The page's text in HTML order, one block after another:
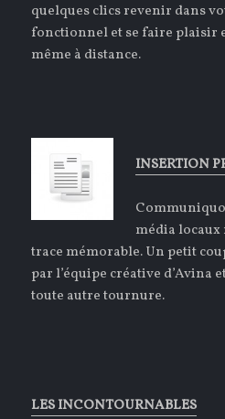
quelques clics revenir dans
fonctionnel et se faire plaisir
même à distance.
INSERTION
média
trace mémorable. Un petit
par l’équipe créative d’Avina
toute autre tournure.
LES INCONTOURNABLES